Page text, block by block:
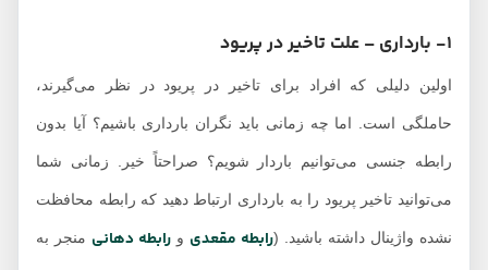
اولین دلیلی که افراد برای تاخیر در پریود در نظر می‌گیرند،
حاملگی است. اما چه زمانی باید نگران بارداری باشیم؟ آیا بدون
رابطه جنسی می‌توانیم باردار شویم؟ صراحتاً خیر. زمانی شما
می‌توانید تاخیر پریود را به بارداری ارتباط دهید که رابطه محافظت
نشده واژینال داشته باشید. (رابطه مقعدیورابطه دهانیمنجر به